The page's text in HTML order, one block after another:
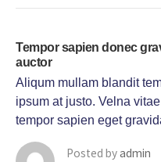
Tempor sapien donec
auctor
Aliqum mullam blandit
ipsum at justo. Velna
tempor sapien eget
Posted byadmin